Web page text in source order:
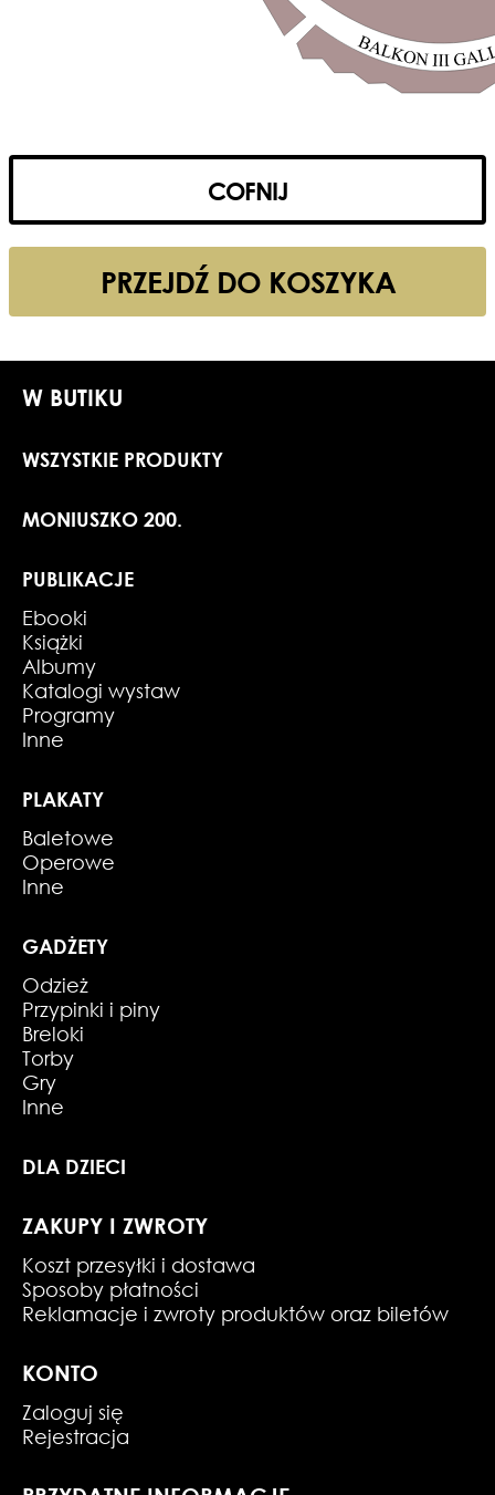
COFNIJ
PRZEJDŹ DO KOSZYKA
W BUTIKU
WSZYSTKIE PRODUKTY
MONIUSZKO 200.
PUBLIKACJE
Ebooki
Książki
Albumy
Katalogi wystaw
Programy
Inne
PLAKATY
Baletowe
Operowe
Inne
GADŻETY
Odzież
Przypinki i piny
Breloki
Torby
Gry
Inne
DLA DZIECI
ZAKUPY I ZWROTY
Koszt przesyłki i dostawa
Sposoby płatności
Reklamacje i zwroty produktów oraz biletów
KONTO
Zaloguj się
Rejestracja